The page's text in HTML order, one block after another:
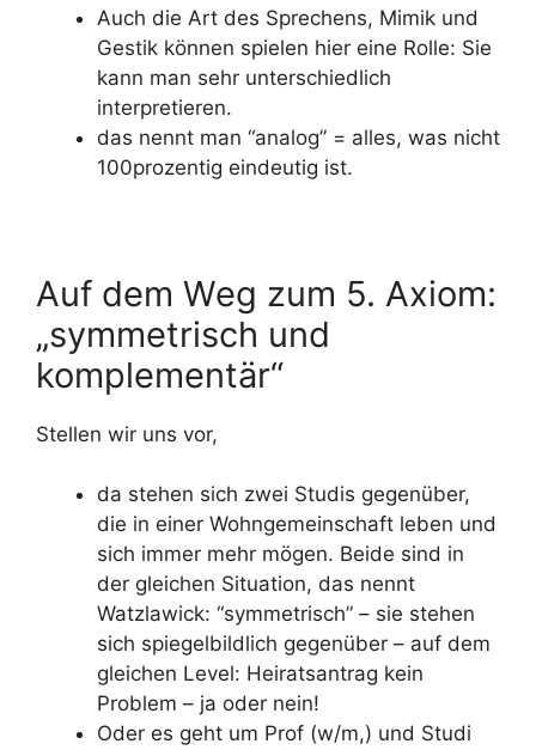
Auch die Art des Sprechens, Mimik und
Gestik können spielen hier eine Rolle: Sie
kann man sehr unterschiedlich
interpretieren.
das nennt man “analog” = alles, was nicht
100prozentig eindeutig ist.
Auf dem Weg zum 5. Axiom:
„symmetrisch und
komplementär“
Stellen wir uns vor,
da stehen sich zwei Studis gegenüber,
die in einer Wohngemeinschaft leben und
sich immer mehr mögen. Beide sind in
der gleichen Situation, das nennt
Watzlawick: “symmetrisch” – sie stehen
sich spiegelbildlich gegenüber – auf dem
gleichen Level: Heiratsantrag kein
Problem – ja oder nein!
Oder es geht um Prof (w/m,) und Studi